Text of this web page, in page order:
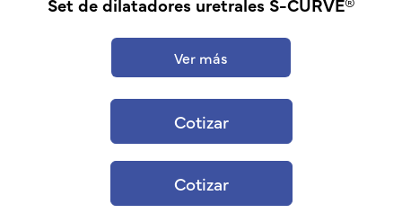
Ver más
Cotizar
Cotizar